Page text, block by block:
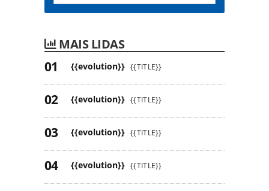
MAIS LIDAS
{{evolution}} {{TITLE}}
{{evolution}} {{TITLE}}
{{evolution}} {{TITLE}}
{{evolution}} {{TITLE}}